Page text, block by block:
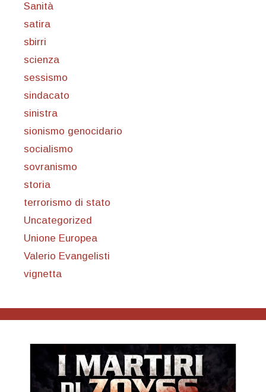
Sanità
satira
sbirri
scienza
sessismo
sindacato
sinistra
sionismo genocidario
socialismo
sovranismo
storia
terrorismo di stato
Uncategorized
Unione Europea
Valerio Evangelisti
vignetta